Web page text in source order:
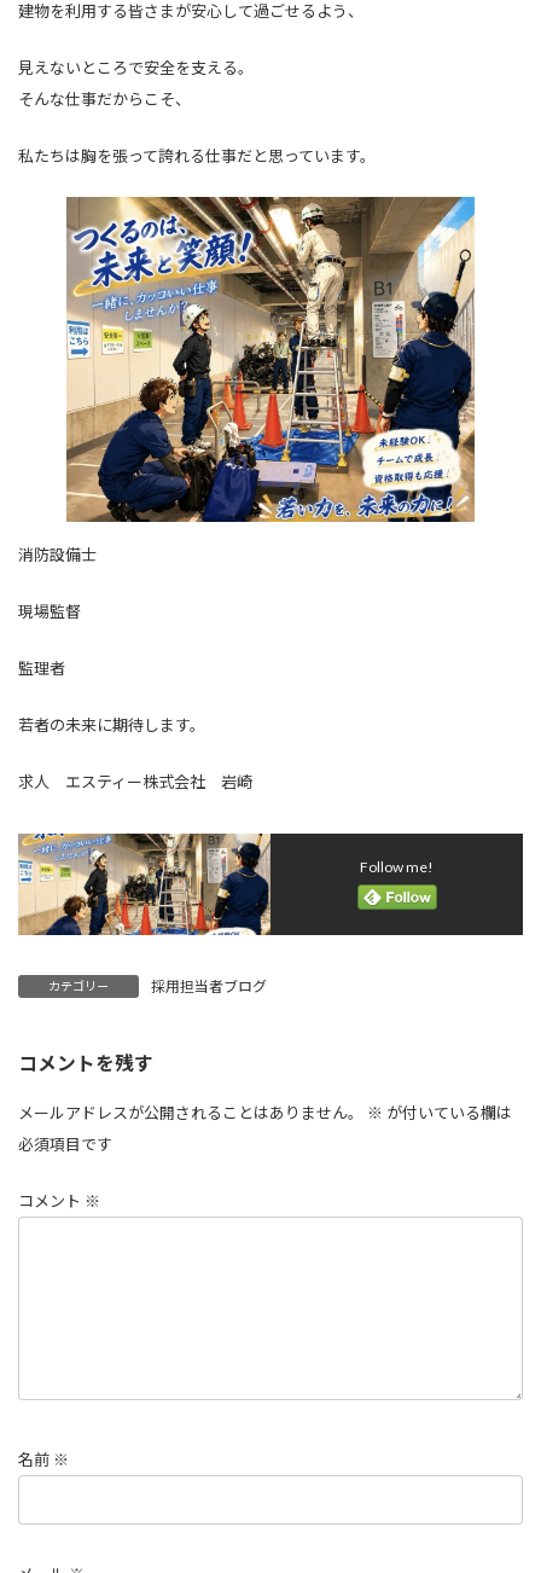
建物を利用する皆さまが安心して過ごせるよう、
見えないところで安全を支える。
そんな仕事だからこそ、
私たちは胸を張って誇れる仕事だと思っています。
消防設備士
現場監督
監理者
若者の未来に期待します。
求人 エスティー株式会社 岩崎
Follow me!
カテゴリー 採用担当者ブログ
コメントを残す
メールアドレスが公開されることはありません。 ※ が付いている欄は
必須項目です
コメント ※
名前 ※